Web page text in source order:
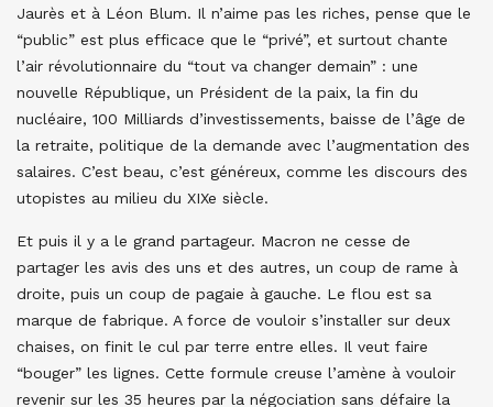
Jaurès et à Léon Blum. Il n’aime pas les riches, pense que le
“public” est plus efficace que le “privé”, et surtout chante
l’air révolutionnaire du “tout va changer demain” : une
nouvelle République, un Président de la paix, la fin du
nucléaire, 100 Milliards d’investissements, baisse de l’âge de
la retraite, politique de la demande avec l’augmentation des
salaires. C’est beau, c’est généreux, comme les discours des
utopistes au milieu du XIXe siècle.
Et puis il y a le grand partageur. Macron ne cesse de
partager les avis des uns et des autres, un coup de rame à
droite, puis un coup de pagaie à gauche. Le flou est sa
marque de fabrique. A force de vouloir s’installer sur deux
chaises, on finit le cul par terre entre elles. Il veut faire
“bouger” les lignes. Cette formule creuse l’amène à vouloir
revenir sur les 35 heures par la négociation sans défaire la